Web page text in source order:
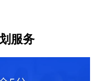
服务